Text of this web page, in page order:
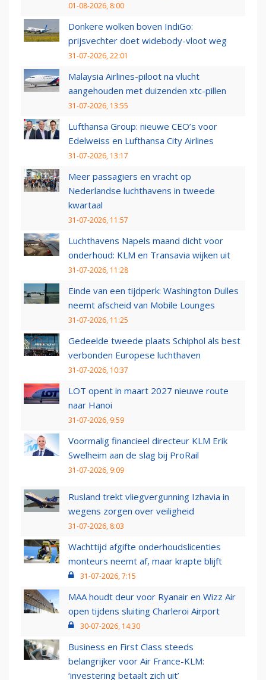
01-08-2026, 8:00
Donkere wolken boven IndiGo:
prijsvechter doet widebody-vloot weg
31-07-2026, 22:01
Malaysia Airlines-piloot na vlucht
aangehouden met duizenden xtc-pillen
31-07-2026, 13:55
Lufthansa Group: nieuwe CEO’s voor
Edelweiss en Lufthansa City Airlines
31-07-2026, 13:17
Meer passagiers en vracht op
Nederlandse luchthavens in tweede
kwartaal
31-07-2026, 11:57
Luchthavens Napels maand dicht voor
onderhoud: KLM en Transavia wijken uit
31-07-2026, 11:28
Einde van een tijdperk: Washington Dulles
neemt afscheid van Mobile Lounges
31-07-2026, 11:25
Gedeelde tweede plaats Schiphol als best
verbonden Europese luchthaven
31-07-2026, 10:37
LOT opent in maart 2027 nieuwe route
naar Hanoi
31-07-2026, 9:59
Voormalig financieel directeur KLM Erik
Swelheim aan de slag bij ProRail
31-07-2026, 9:09
Rusland trekt vliegvergunning Izhavia in
wegens zorgen over veiligheid
31-07-2026, 8:03
Wachttijd afgifte onderhoudslicenties
monteurs neemt af, maar krapte blijft
31-07-2026, 7:15
MAA houdt deur voor Ryanair en Wizz Air
open tijdens sluiting Charleroi Airport
30-07-2026, 14:30
Business en First Class steeds
belangrijker voor Air France-KLM:
‘investering betaalt zich uit’